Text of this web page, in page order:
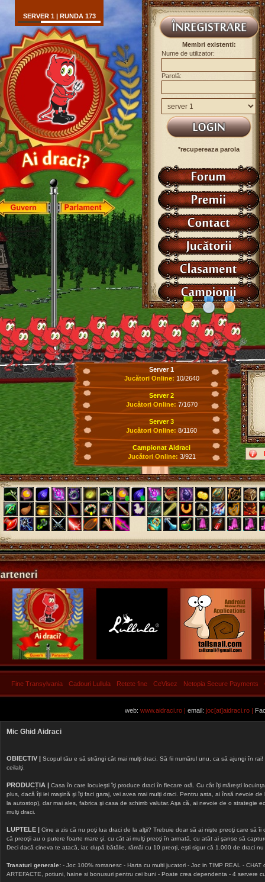
SERVER 1 | RUNDA 173
Membri existenti:
Nume de utilizator:
Parolă:
*recupereaza parola
Server 1
Jucători Online: 10/2640
Server 2
Jucători Online: 7/1670
Server 3
Jucători Online: 8/1160
Campionat Aidraci
Jucători Online: 3/921
Fine Transylvania Cadouri Lullula Retete fine CeVisez Netopia Secure Payments
web: www.aidraci.ro | email: joc[at]aidraci.ro |
Mic Ghid Aidraci
OBIECTIV | Scopul tău e să strângi cât mai mulţi draci. Să fii numărul unu, ca să ajungi în
ceilalţi.
PRODUCȚIA | Casa în care locuieşti îţi produce draci în fiecare oră. Cu cât îţi măreşti
plus, dacă îţi iei maşină şi îţi faci garaj, vei avea mai mulţi draci. Pentru asta, ai însă nevoie
la autostop), dar mai ales, fabrica şi casa de schimb valutar. Aşa că, ai nevoie de o strategie
mulţi draci.
LUPTELE | Cine a zis că nu poţi lua draci de la alţii? Trebuie doar să ai nişte preoţi care să
că preoţii au o putere foarte mare şi, cu cât ai mulţi preoţi în armată, cu atât ai şanse să
Deci dacă cineva te atacă, iar, după bătălie, rămâi cu 10 preoţi, eşti sigur că 1.000 de draci
Trasaturi generale: - Joc 100% romanesc - Harta cu multi jucatori - Joc in TIMP REAL -
ARTEFACTE, potiuni, haine si bonusuri pentru cei buni - Poate crea dependenta - 4 servere